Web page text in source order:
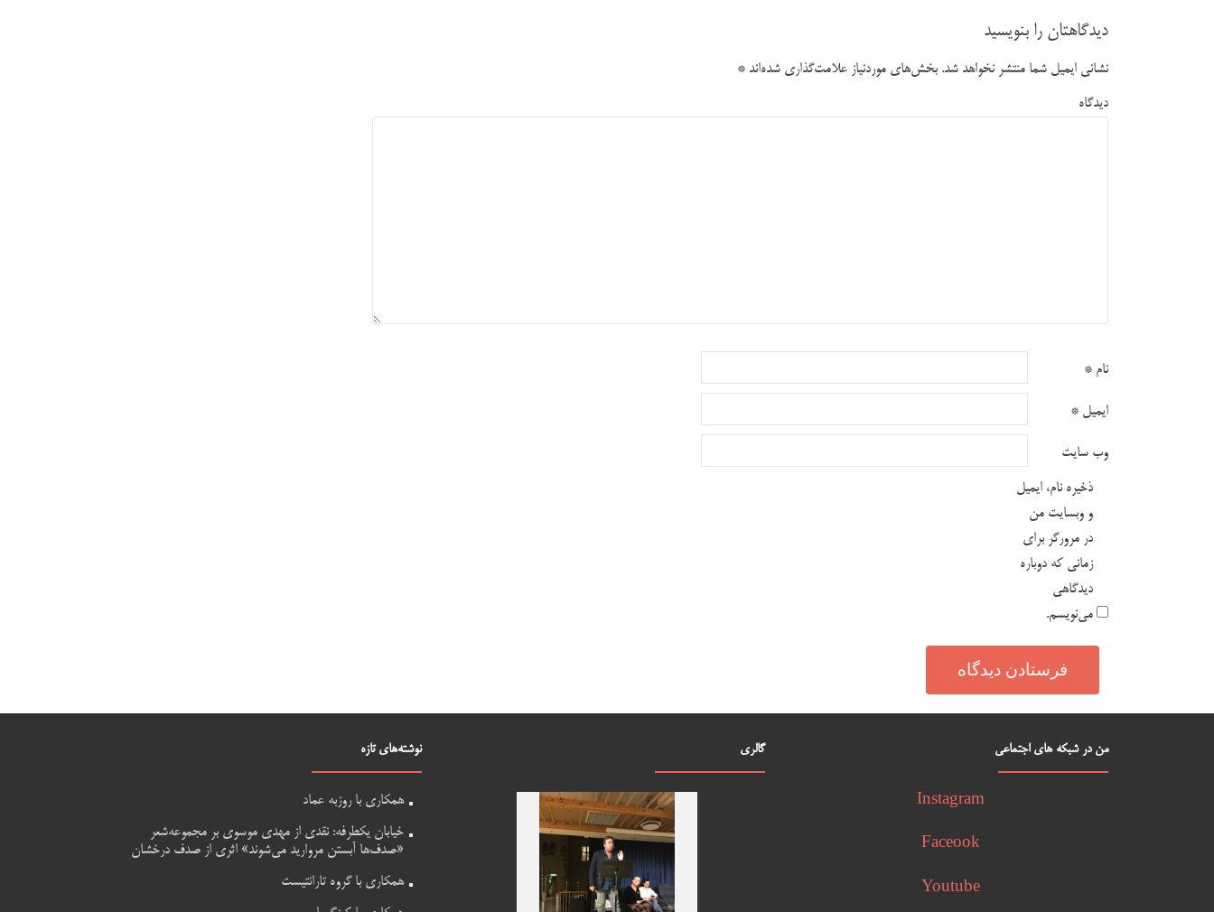
دیدگاهتان را بنویسید
نشانی ایمیل شما منتشر نخواهد شد. بخش‌های موردنیاز علامت‌گذاری شده‌اند *
دیدگاه
نام *
ایمیل *
وب‌ سایت
ذخیره نام، ایمیل
و وبسایت من
در مرورگر برای
زمانی که دوباره
دیدگاهی
می‌نویسم.
من در شبکه های اجتماعی
Instagram
Faceook
Youtube
گالری نوشته‌های تازه
همکاری با روزبه عماد
خیابان یکطرفه: نقدی از مهدی موسوی بر مجموعه‌شعر
«صدف‌ها آبستن مروارید می‌شوند» اثری از صدف درخشان
همکاری با گروه تارانتیست